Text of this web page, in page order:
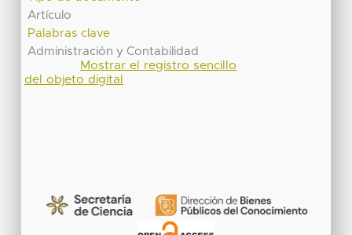
Artículo
Palabras clave
Administración y Contabilidad
Mostrar el registro sencillo
del objeto digital